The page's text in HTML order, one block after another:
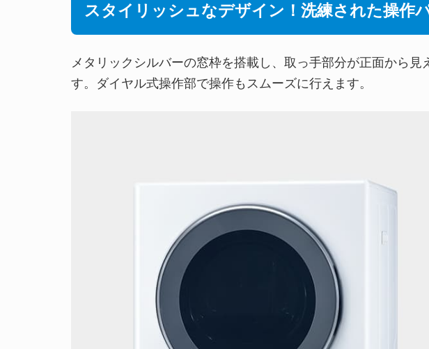
スタイリッシュなデザイン！洗練された操作
メタリックシルバーの窓枠を搭載し、取っ手部分が正面から
す。ダイヤル式操作部で操作もスムーズに行えます。